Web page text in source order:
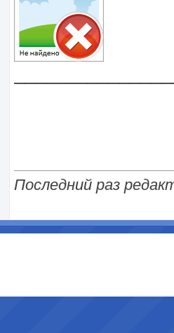
Последний раз